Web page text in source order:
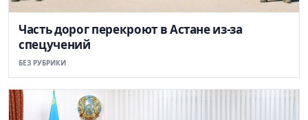
Часть дорог перекроют в Астане из-за
спецучений
БЕЗ РУБРИКИ